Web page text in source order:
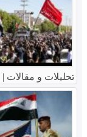
تحلیلات و مقالات |